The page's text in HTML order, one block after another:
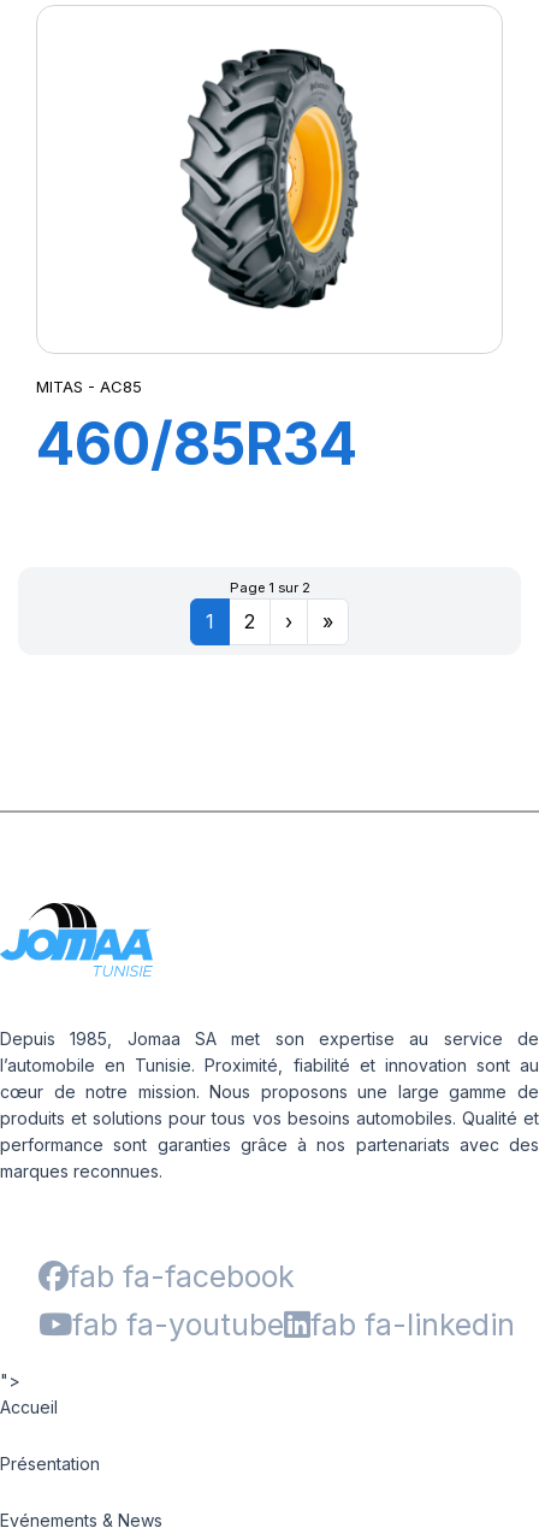
MITAS - AC85
460/85R34
Page 1 sur 2
1 2 › »
Depuis 1985, Jomaa SA met son expertise au service de
l’automobile en Tunisie. Proximité, fiabilité et innovation sont au
cœur de notre mission. Nous proposons une large gamme de
produits et solutions pour tous vos besoins automobiles. Qualité et
performance sont garanties grâce à nos partenariats avec des
marques reconnues.
fab fa-facebook
fab fa-youtube
fab fa-linkedin
">
Accueil
Présentation
Evénements & News